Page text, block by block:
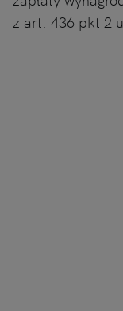
z art. 436 pkt 2